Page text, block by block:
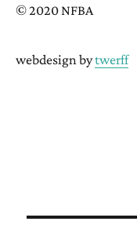
© 2020 NFBA
webdesign bytwerff